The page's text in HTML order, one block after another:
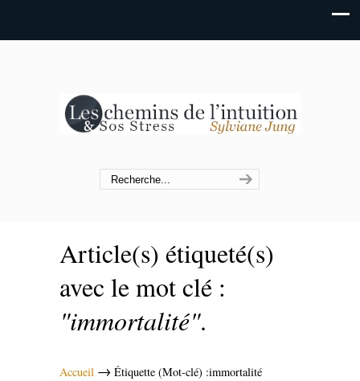
Article(s) étiqueté(s)
avec le mot clé :
"immortalité".
Accueil → Étiquette (Mot-clé) :immortalité